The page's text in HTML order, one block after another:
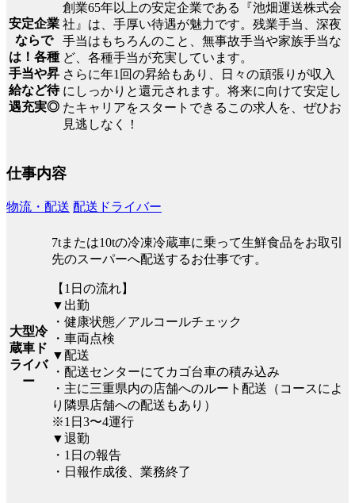
安定企業
ならで
は！各種
手当や昇
給など待
遇充実◎
創業65年以上の安定企業である『池畑運送株式会
社』は、手厚い待遇が魅力です。残業手当、深夜
手当はもちろんのこと、無事故手当や家族手当な
ど、各種手当が充実しています。
さらに年1回の昇給もあり、日々の頑張りが収入
にしっかりと還元されます。将来に向けて安定し
たキャリアをスタートできるこの求人を、ぜひお
見逃しなく！
仕事内容
物流・配送 配送ドライバー
大型冷
蔵車ド
ライバ
ー
7tまたは10tの冷凍冷蔵車に乗って生鮮食品をお取引
先のスーパーへ配送するお仕事です。
【1日の流れ】
▼出勤
・健康状態／アルコールチェック
・車両点検
▼配送
・配送センターにてカゴ台車の積み込み
・主に三重県内の店舗へのルート配送（コースによ
り隣県店舗への配送もあり）
※1日3〜4運行
▼退勤
・1日の報告
・日報作成後、業務終了